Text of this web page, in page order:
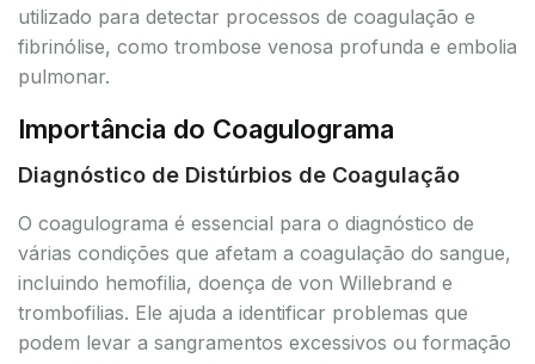
utilizado para detectar processos de coagulação e
fibrinólise, como trombose venosa profunda e embolia
pulmonar.
Importância do Coagulograma
Diagnóstico de Distúrbios de Coagulação
O coagulograma é essencial para o diagnóstico de
várias condições que afetam a coagulação do sangue,
incluindo hemofilia, doença de von Willebrand e
trombofilias. Ele ajuda a identificar problemas que
podem levar a sangramentos excessivos ou formação